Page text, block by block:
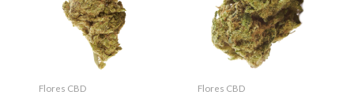
Flores CBD Flores CBD